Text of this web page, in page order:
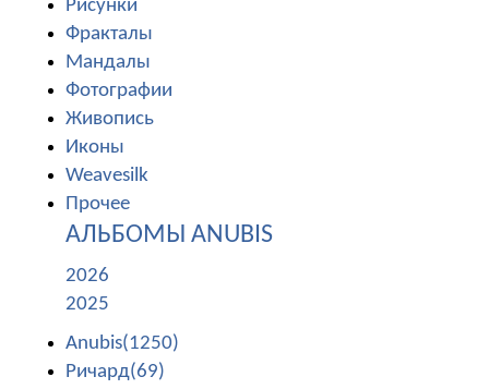
Рисунки
Фракталы
Мандалы
Фотографии
Живопись
Иконы
Weavesilk
Прочее
АЛЬБОМЫ ANUBIS
2026
2025
Anubis(1250)
Ричард(69)